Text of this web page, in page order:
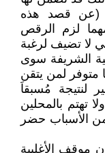
(عن قصد هذه
لزم الرقص
لا تضيف لرغبة
الشريفة سوى
متوفر لمن يتقن
لنتيجة مُسبقاَ
تهتم بالمحلين
الأسباب حضر
موقف الأغلبية